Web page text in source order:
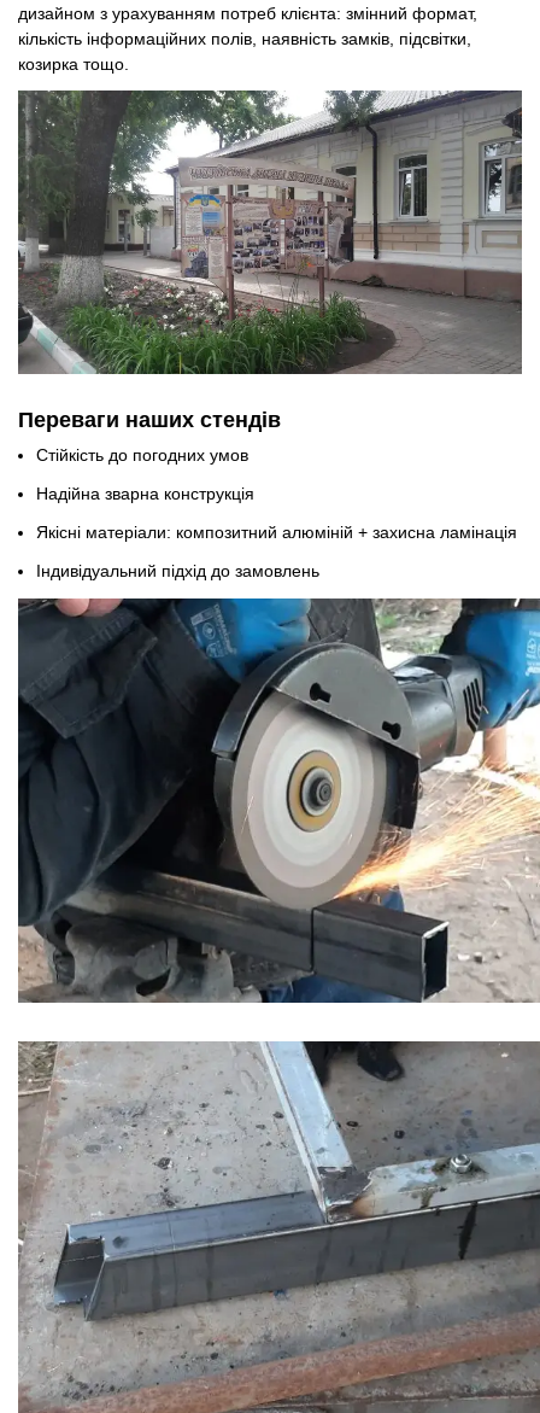
дизайном з урахуванням потреб клієнта: змінний формат,
кількість інформаційних полів, наявність замків, підсвітки,
козирка тощо.
Переваги наших стендів
Стійкість до погодних умов
Надійна зварна конструкція
Якісні матеріали: композитний алюміній + захисна ламінація
Індивідуальний підхід до замовлень